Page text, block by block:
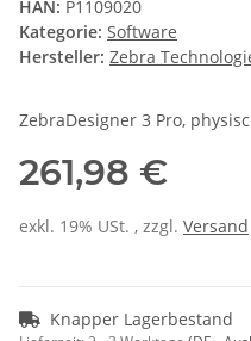
HAN: P1109020
Kategorie: Software
Hersteller: Zebra
ZebraDesigner 3 Pro,
261,98 €
exkl. 19% USt. , zzgl. Versand
Knapper Lagerbestand